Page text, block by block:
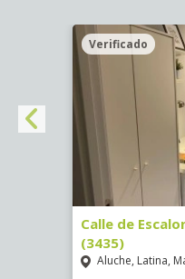
Verificado
Calle de
(3435)
Aluche, Latina,